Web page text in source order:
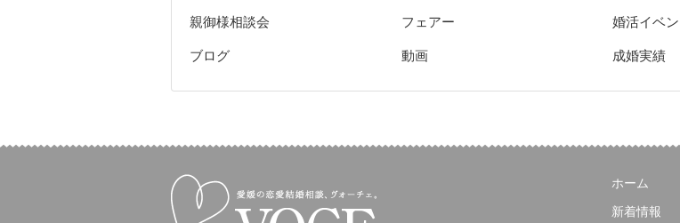
親御様相談会 フェアー 婚活イベン
ブログ 動画 成婚実績
ホーム
新着情報